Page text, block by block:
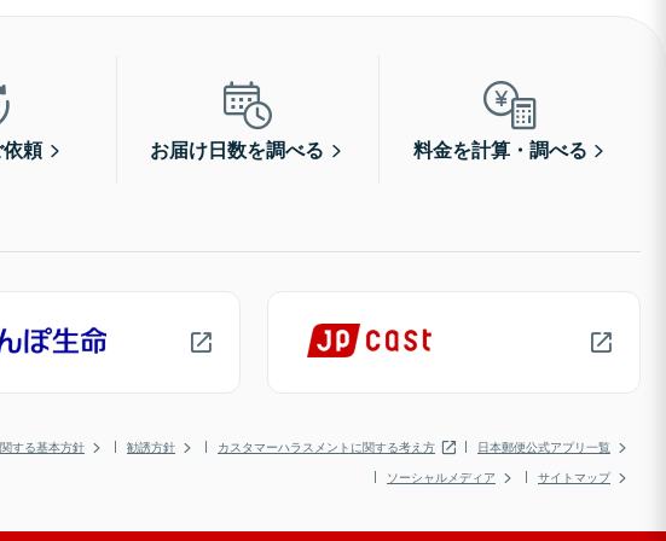
頼 お届け日数を調べる 料金を計算・調べる
する基本方針 勧誘方針 カスタマーハラスメントに関する考え方
日本郵便公式アプリ一覧
ソーシャルメディア
サイトマップ